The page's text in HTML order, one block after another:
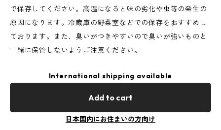
で保存してください。高温になると味の劣化や虫等の発生の
原因になります。冷蔵庫の野菜室などでの保存をおすすめし
ております。また、臭いがつきやすいので臭いが強いものと
一緒に保管しないようご注意ください。
International shipping available
Add to cart
日本国内にお住まいの方向け